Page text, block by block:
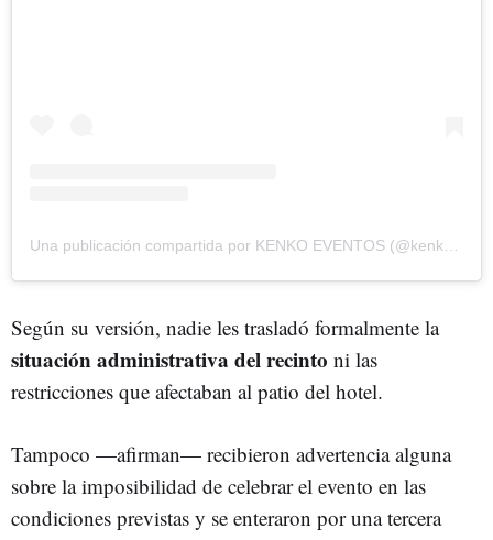
Según su versión, nadie les trasladó formalmente la
situación administrativa del recinto ni las
restricciones que afectaban al patio del hotel.
Tampoco —afirman— recibieron advertencia alguna
sobre la imposibilidad de celebrar el evento en las
condiciones previstas y se enteraron por una tercera